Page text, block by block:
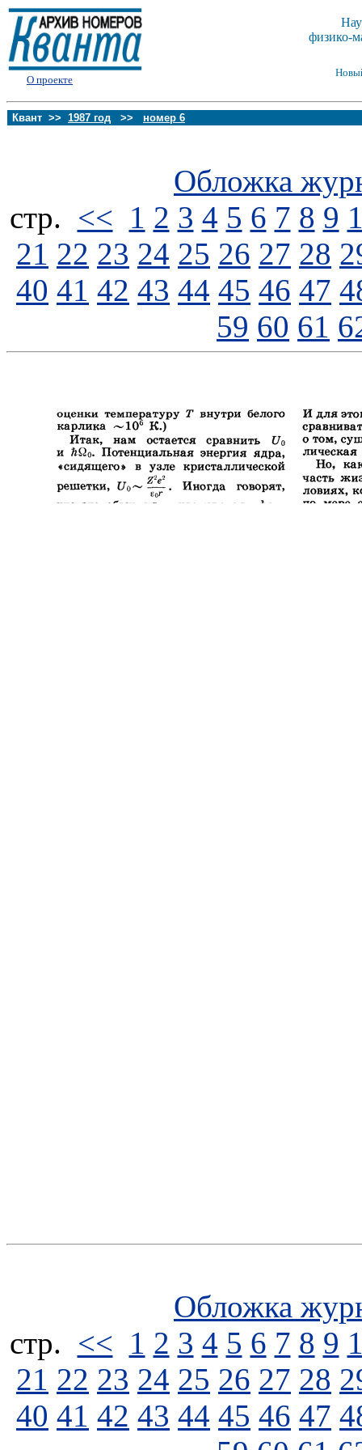
О проекте
физико-
Квант >> 1987 год >> номер 6
Обложка
стp. << 1 2 3 4 5 6 7 8 9
21 22 23 24 25 26 27 28
40 41 42 43 44 45 46 47
59 60 61
Обложка
стp. << 1 2 3 4 5 6 7 8 9
21 22 23 24 25 26 27 28
40 41 42 43 44 45 46 47